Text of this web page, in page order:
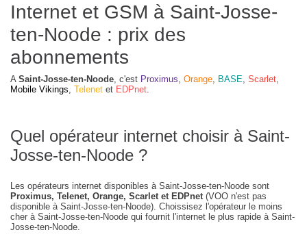
Internet et GSM à Saint-Josse-
ten-Noode : prix des
abonnements
A Saint-Josse-ten-Noode , c'est Proximus Orange BASE Scarlet
Mobile Vikings Telenet et EDPnet
Quel opérateur internet choisir à Saint-
Josse-ten-Noode ?
Les opérateurs internet disponibles à Saint-Josse-ten-Noode sont
Proximus, Telenet, Orange, Scarlet et EDPnet (VOO n'est pas
disponible à Saint-Josse-ten-Noode). Choissisez l'opérateur le moins
cher à Saint-Josse-ten-Noode qui fournit l'internet le plus rapide à Saint-
Josse-ten-Noode.